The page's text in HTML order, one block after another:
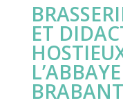
ET
BRABANT